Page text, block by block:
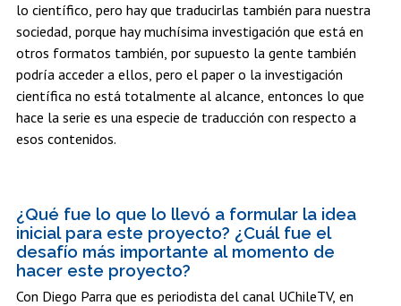
lo científico, pero hay que traducirlas también para nuestra
sociedad, porque hay muchísima investigación que está en
otros formatos también, por supuesto la gente también
podría acceder a ellos, pero el paper o la investigación
científica no está totalmente al alcance, entonces lo que
hace la serie es una especie de traducción con respecto a
esos contenidos.
¿Qué fue lo que lo llevó a formular la idea
inicial para este proyecto? ¿Cuál fue el
desafío más importante al momento de
hacer este proyecto?
Con Diego Parra que es periodista del canal UChileTV, en